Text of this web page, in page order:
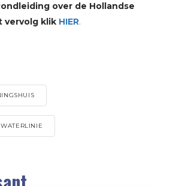
over de Hollandse
vervolg klik HIER.